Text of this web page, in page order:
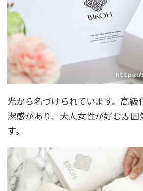
光から名づけられています。高級
潔感があり、大人女性が好む雰囲
す。